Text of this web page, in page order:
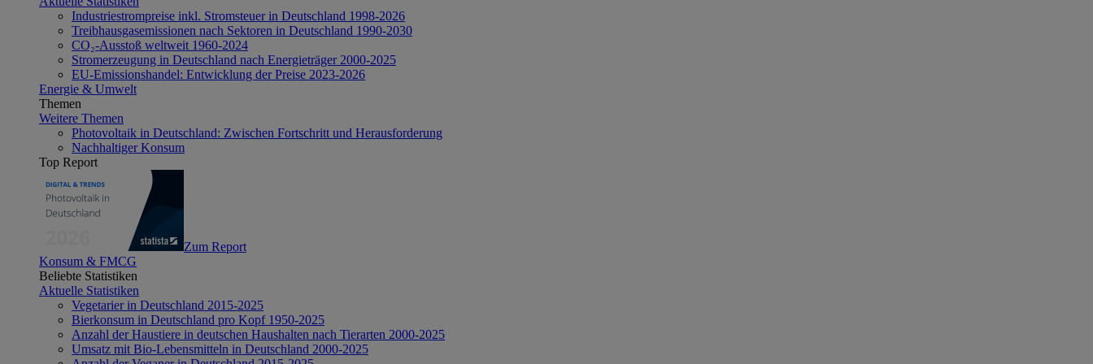
Industriestrompreise inkl. Stromsteuer in Deutschland 1998-2026
Treibhausgasemissionen nach Sektoren in Deutschland 1990-2030
CO₂-Ausstoß weltweit 1960-2024
Stromerzeugung in Deutschland nach Energieträger 2000-2025
EU-Emissionshandel: Entwicklung der Preise 2023-2026
Energie & Umwelt
Themen
Weitere Themen
Photovoltaik in Deutschland: Zwischen Fortschritt und Herausforderung
Nachhaltiger Konsum
Top Report
Zum Report
Konsum & FMCG
Beliebte Statistiken
Aktuelle Statistiken
Vegetarier in Deutschland 2015-2025
Bierkonsum in Deutschland pro Kopf 1950-2025
Anzahl der Haustiere in deutschen Haushalten nach Tierarten 2000-2025
Umsatz mit Bio-Lebensmitteln in Deutschland 2000-2025